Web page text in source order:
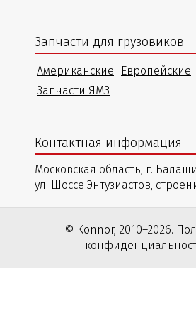
Запчасти для грузовиков
Американские Европейские
Запчасти ЯМЗ
Контактная информация
Московская область, г.
ул. Шоссе Энтузиастов,
© Konnor, 2010–2026.